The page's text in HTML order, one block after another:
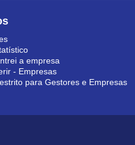
a empresa
- Empresas
para Gestores e Empresas